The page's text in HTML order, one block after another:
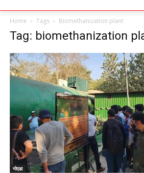
Home Tags Biomethanization plant
Tag: biomethanization
नोएडा